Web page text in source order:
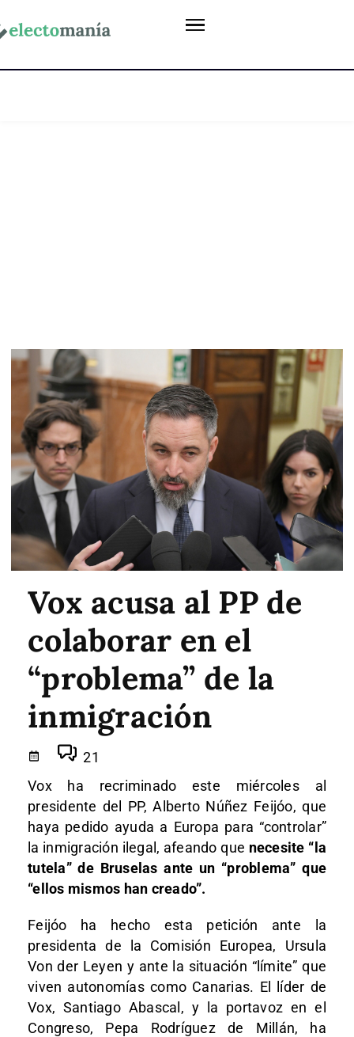
Vox acusa al PP de
colaborar en el
“problema” de la
inmigración
21
Vox ha recriminado este miércoles al
presidente del PP, Alberto Núñez Feijóo, que
haya pedido ayuda a Europa para “controlar”
la inmigración ilegal, afeando que necesite “la
tutela” de Bruselas ante un “problema” que
“ellos mismos han creado”.
Feijóo ha hecho esta petición ante la
presidenta de la Comisión Europea, Ursula
Von der Leyen y ante la situación “límite” que
viven autonomías como Canarias. El líder de
Vox, Santiago Abascal, y la portavoz en el
Congreso, Pepa Rodríguez de Millán, ha